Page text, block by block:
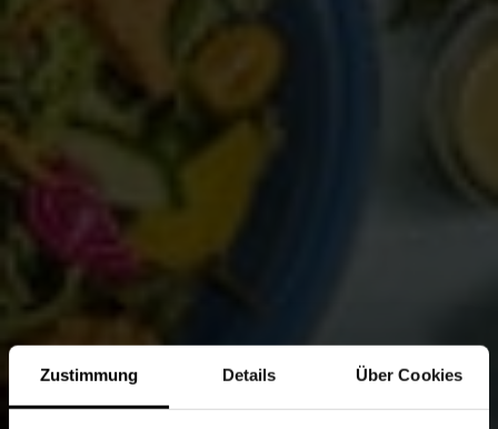
Zustimmung Details Über Cookies